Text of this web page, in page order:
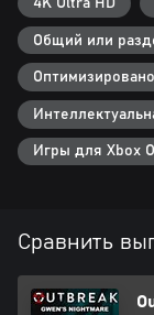
4K Ultra HD
Общий или
Игры для Xbox
Сравнить